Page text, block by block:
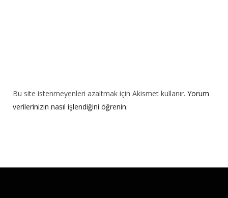
Bu site istenmeyenleri azaltmak için Akismet kullanır. Yorum
verilerinizin nasıl işlendiğini öğrenin.